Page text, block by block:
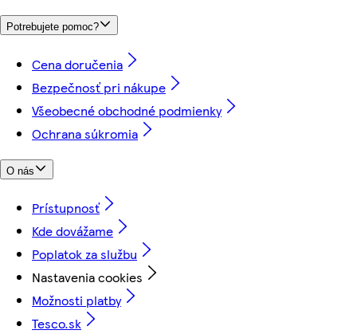
Potrebujete pomoc?
Cena doručenia
Bezpečnosť pri nákupe
Všeobecné obchodné podmienky
Ochrana súkromia
O nás
Prístupnosť
Kde dovážame
Poplatok za službu
Nastavenia cookies
Možnosti platby
Tesco.sk